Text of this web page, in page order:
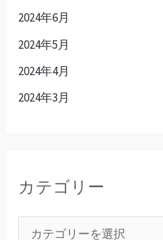
2024年6月
2024年5月
2024年4月
2024年3月
カテゴリー